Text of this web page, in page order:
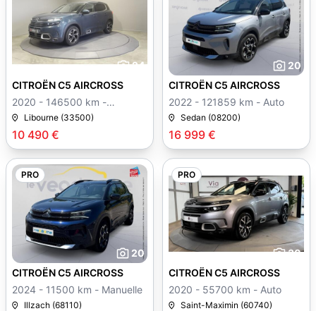
24
10 490 €
CITROËN C5 AIRCROSS
2020 - 146500 km -
Manuelle
Libourne (33500)
20
16 999 €
CITROËN C5 AIRCROSS
2022 - 121859 km - Auto
Sedan (08200)
PRO
20
CITROËN C5 AIRCROSS
2024 - 11500 km - Manuelle
Illzach (68110)
PRO
30
CITROËN C5 AIRCROSS
2020 - 55700 km - Auto
Saint-Maximin (60740)